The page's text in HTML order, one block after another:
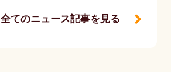
全てのニュース記事を見る